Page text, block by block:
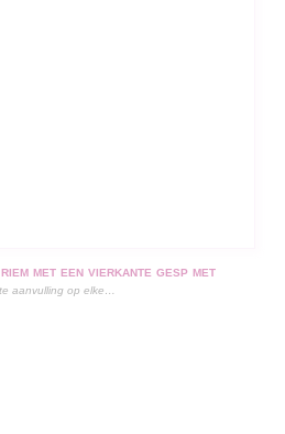
met een vierkante gesp met
aanvulling op elke…